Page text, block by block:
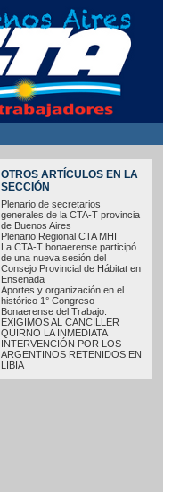
OTROS ARTÍCULOS EN LA
SECCIÓN
Plenario de secretarios
generales de la CTA-T provincia
de Buenos Aires
Plenario Regional CTA MHI
La CTA-T bonaerense participó
de una nueva sesión del
Consejo Provincial de Hábitat en
Ensenada
Aportes y organización en el
histórico 1° Congreso
Bonaerense del Trabajo.
EXIGIMOS AL CANCILLER
QUIRNO LA INMEDIATA
INTERVENCIÓN POR LOS
ARGENTINOS RETENIDOS EN
LIBIA